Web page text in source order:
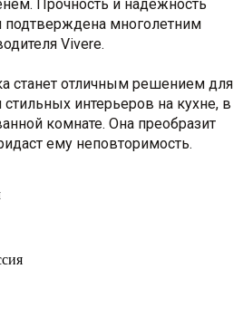
Прочность и надежность
подтверждена многолетним
Vivere.
станет отличным решением для
интерьеров на кухне, в
комнате. Она преобразит
ему неповторимость.